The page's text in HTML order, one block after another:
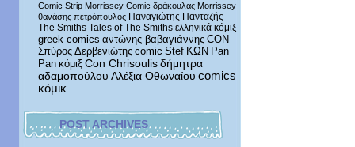
Comic Strip Morrissey Comic δράκουλας Morrissey
θανάσης πετρόπουλος Παναγιώτης Πανταζής
The Smiths Tales of The Smiths ελληνικά κόμιξ
greek comics αντώνης βαβαγιάννης CON
Σπύρος Δερβενιώτης comic Stef ΚΩΝ Pan
Pan κόμιξ Con Chrisoulis δήμητρα
αδαμοπούλου Αλέξια Οθωναίου comics
κόμικ
POST ARCHIVES